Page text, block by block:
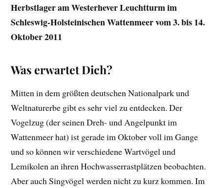
Herbstlager am Westerhever Leuchtturm im
Schleswig-Holsteinischen Wattenmeer vom 3. bis 14.
Oktober 2011
Was erwartet Dich?
Mitten in dem größten deutschen Nationalpark und
Weltnaturerbe gibt es sehr viel zu entdecken. Der
Vogelzug (der seinen Dreh- und Angelpunkt im
Wattenmeer hat) ist gerade im Oktober voll im Gange
und so können wir verschiedene Wartvögel und
Lemikolen an ihren Hochwasserrastplätzen beobachten.
Aber auch Singvögel werden nicht zu kurz kommen. Im